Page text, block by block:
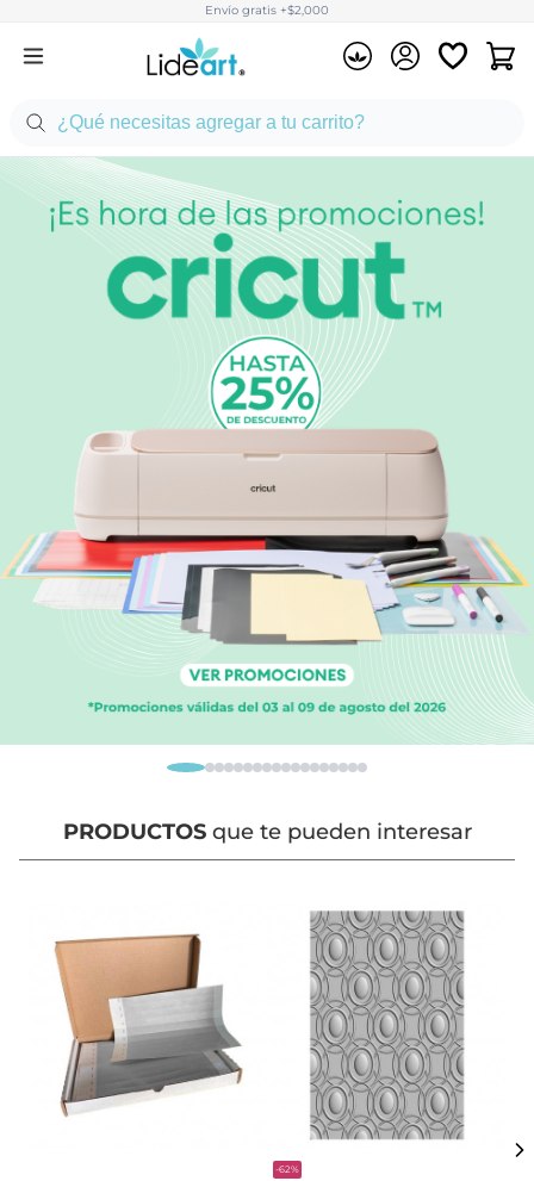
Envío gratis +$2,000
PRODUCTOSque te pueden interesar
-62%